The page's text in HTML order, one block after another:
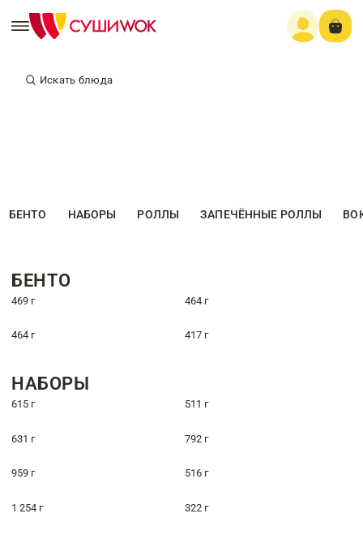
Искать блюда
БЕНТО НАБОРЫ РОЛЛЫ ЗАПЕЧЁННЫЕ РОЛЛЫ
БЕНТО
469 г 464 г
464 г 417 г
НАБОРЫ
615 г 511 г
631 г 792 г
959 г 516 г
1 254 г 322 г